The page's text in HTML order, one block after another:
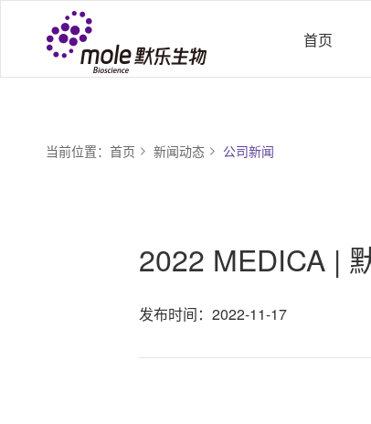
首页
当前位置： 首页 新闻动态 公司新闻
2022 MEDICA |
发布时间：2022-11-17